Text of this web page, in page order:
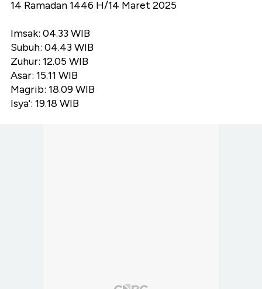
14 Ramadan 1446 H/14 Maret 2025
Imsak: 04.33 WIB
Subuh: 04.43 WIB
Zuhur: 12.05 WIB
Asar: 15.11 WIB
Magrib: 18.09 WIB
Isya': 19.18 WIB